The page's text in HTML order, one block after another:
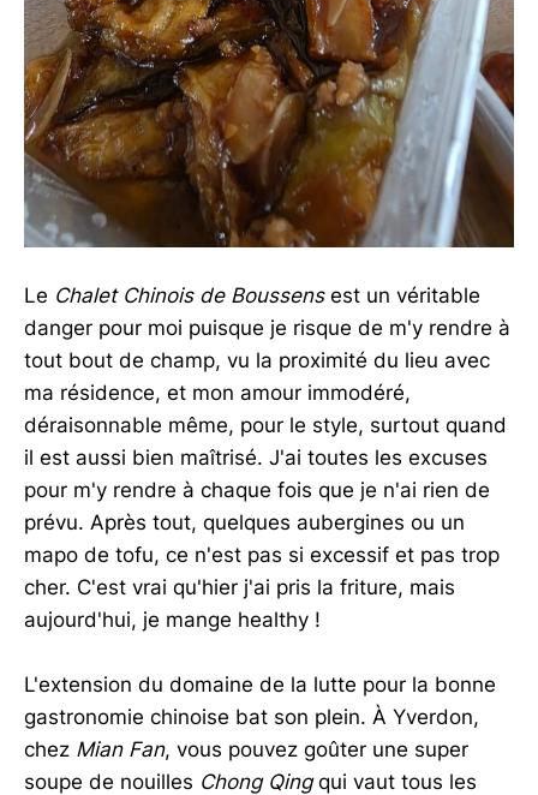
Le Chalet Chinois de Boussensest un véritable
danger pour moi puisque je risque de m'y rendre à
tout bout de champ, vu la proximité du lieu avec
ma résidence, et mon amour immodéré,
déraisonnable même, pour le style, surtout quand
il est aussi bien maîtrisé. J'ai toutes les excuses
pour m'y rendre à chaque fois que je n'ai rien de
prévu. Après tout, quelques aubergines ou un
mapo de tofu, ce n'est pas si excessif et pas trop
cher. C'est vrai qu'hier j'ai pris la friture, mais
aujourd'hui, je mange healthy !
L'extension du domaine de la lutte pour la bonne
gastronomie chinoise bat son plein. À Yverdon,
chez Mian Fan, vous pouvez goûter une super
soupe de nouilles Chong Qingqui vaut tous les